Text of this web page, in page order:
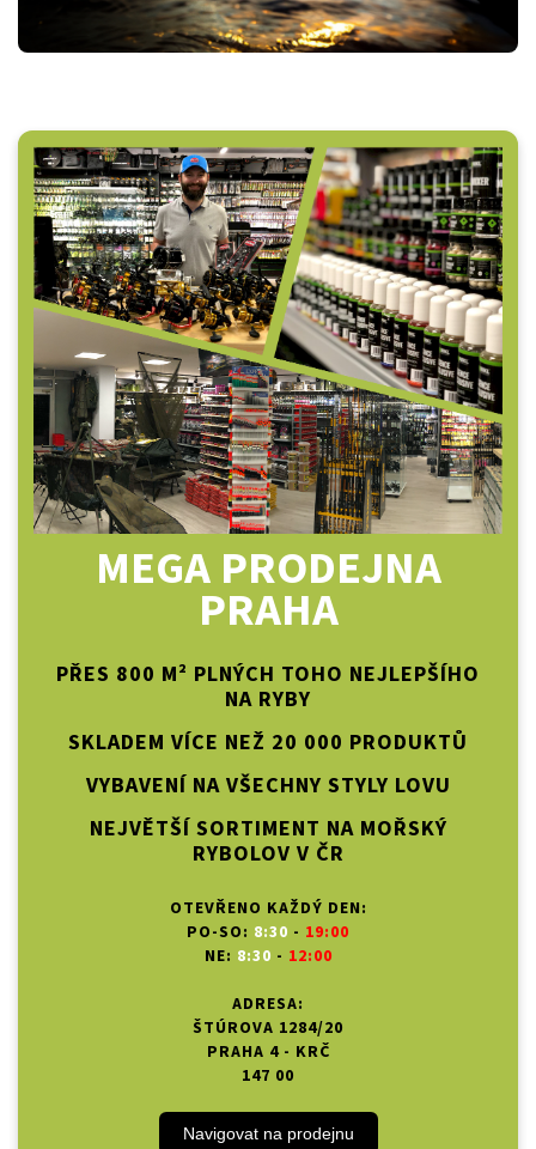
MEGA PRODEJNA
PRAHA
PŘES 800 M² PLNÝCH TOHO NEJLEPŠÍHO
NA RYBY
SKLADEM VÍCE NEŽ 20 000 PRODUKTŮ
VYBAVENÍ NA VŠECHNY STYLY LOVU
NEJVĚTŠÍ SORTIMENT NA MOŘSKÝ
RYBOLOV V ČR
OTEVŘENO KAŽDÝ DEN:
PO-SO: 8:30 - 19:00
NE: 8:30 - 12:00
ADRESA:
ŠTÚROVA 1284/20
PRAHA 4 - KRČ
147 00
Navigovat na prodejnu